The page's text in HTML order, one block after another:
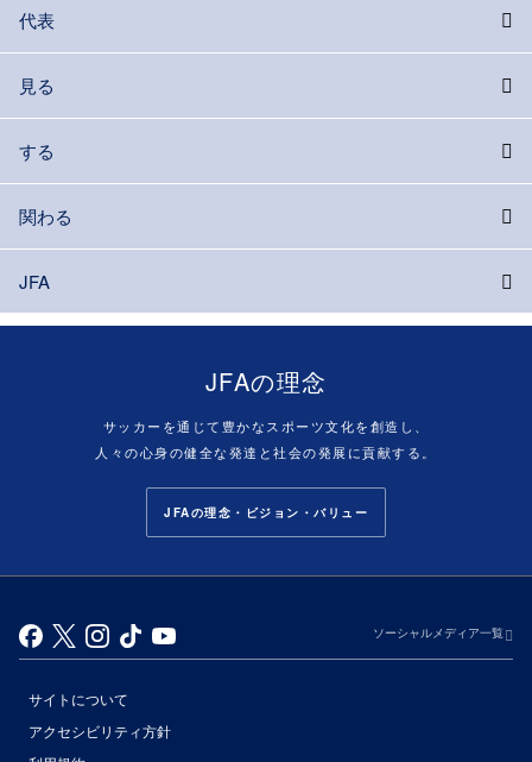
代表
見る
する
関わる
JFA
JFAの理念
サッカーを通じて豊かなスポーツ文化を創造し、
人々の心身の健全な発達と社会の発展に貢献する。
JFAの理念・ビジョン・バリュー
ソーシャルメディア一覧
サイトについて
アクセシビリティ方針